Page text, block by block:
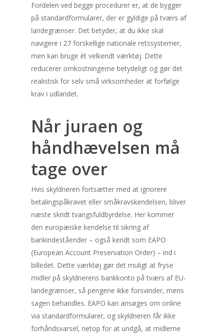
Fordelen ved begge procedurer er, at de bygger
på standardformularer, der er gyldige på tværs af
landegrænser. Det betyder, at du ikke skal
navigere i 27 forskellige nationale retssystemer,
men kan bruge ét velkendt værktøj. Dette
reducerer omkostningerne betydeligt og gør det
realistisk for selv små virksomheder at forfølge
krav i udlandet.
Når juraen og
håndhævelsen må
tage over
Hvis skyldneren fortsætter med at ignorere
betalingspåkravet eller småkravskendelsen, bliver
næste skridt tvangsfuldbyrdelse. Her kommer
den europæiske kendelse til sikring af
bankindeståender – også kendt som EAPO
(European Account Preservation Order) – ind i
billedet. Dette værktøj gør det muligt at fryse
midler på skyldnerens bankkonto på tværs af EU-
landegrænser, så pengene ikke forsvinder, mens
sagen behandles. EAPO kan ansøges om online
via standardformularer, og skyldneren får ikke
forhåndsvarsel, netop for at undgå, at midlerne